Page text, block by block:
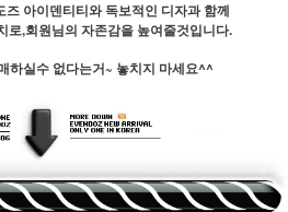
즈 아이덴티티와 독보적인 디자과 함께
로,회원님의 자존감을 높여줄것입니다.
하실수 없다는거~ 놓치지 마세요^^